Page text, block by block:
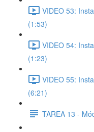
VIDEO 53:
(1:53)
VIDEO 54:
(1:23)
VIDEO 55:
(6:21)
TAREA 13 -